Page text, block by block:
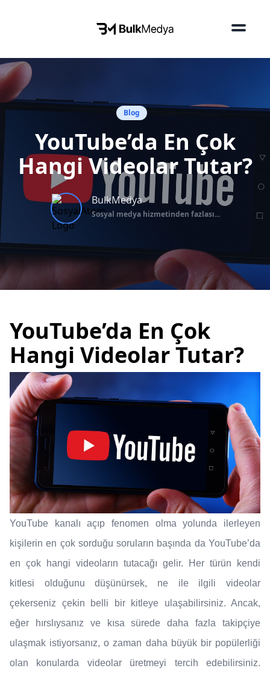
Blog
YouTube’da En Çok
Hangi Videolar Tutar?
BulkMedya
Sosyal medya hizmetinden fazlası...
YouTube’da En Çok
Hangi Videolar Tutar?
YouTube kanalı açıp fenomen olma yolunda ilerleyen
kişilerin en çok sorduğu soruların başında da YouTube’da
en çok hangi videoların tutacağı gelir. Her türün kendi
kitlesi olduğunu düşünürsek, ne ile ilgili videolar
çekerseniz çekin belli bir kitleye ulaşabilirsiniz. Ancak,
eğer hırslıysanız ve kısa sürede daha fazla takipçiye
ulaşmak istiyorsanız, o zaman daha büyük bir popülerliği
olan konularda videolar üretmeyi tercih edebilirsiniz.